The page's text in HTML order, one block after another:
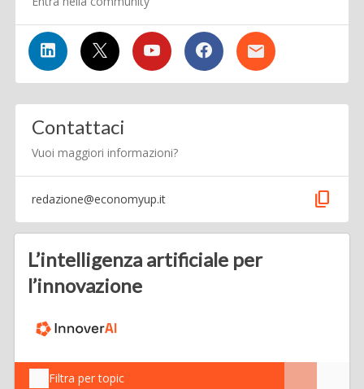
Contattaci
Vuoi maggiori informazioni?
redazione@economyup.it content_copy
L’intelligenza artificiale per
l’innovazione
Filtra per topic